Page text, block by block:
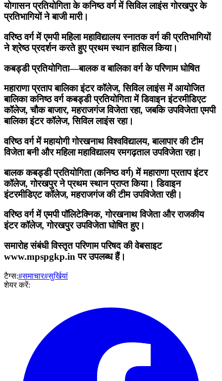
योगासन प्रतियोगिता के कनिष्ठ वर्ग में सिविल लाइंस गोरखपुर के
प्रतिभागियों ने बाजी मारी।
वरिष्ठ वर्ग में एमपी महिला महाविद्यालय स्नातक वर्ग की प्रतिभागियों
ने श्रेष्ठ प्रदर्शन करते हुए प्रथम स्थान हासिल किया।
कबड्डी प्रतियोगिता—बालक व बालिका वर्ग के परिणाम घोषित
महाराणा प्रताप बालिका इंटर कॉलेज, सिविल लाइंस में आयोजित
बालिका कनिष्ठ वर्ग कबड्डी प्रतियोगिता में डिवाइन इंटरमीडिएट
कॉलेज, चौक बाजार, महराजगंज विजेता रहा, जबकि उपविजेता एमपी
बालिका इंटर कॉलेज, सिविल लाइंस रहा।
वरिष्ठ वर्ग में महायोगी गोरखनाथ विश्वविद्यालय, बालापार की टीम
विजेता बनी और महिला महाविद्यालय रमगढ़ताल उपविजेता रहा।
बालक कबड्डी प्रतियोगिता (कनिष्ठ वर्ग) में महाराणा प्रताप इंटर
कॉलेज, गोरखपुर ने प्रथम स्थान प्राप्त किया। डिवाइन
इंटरमीडिएट कॉलेज, महराजगंज की टीम उपविजेता रही।
वरिष्ठ वर्ग में एमपी पॉलिटेक्निक, गोरखनाथ विजेता और राजकीय
इंटर कॉलेज, गोरखपुर उपविजेता घोषित हुए।
समारोह संबंधी विस्तृत परिणाम परिषद की वेबसाइट
www.mpspgkp.in पर उपलब्ध हैं।
टैग्स:#समाचार#सुर्खियां
शेयर करें: